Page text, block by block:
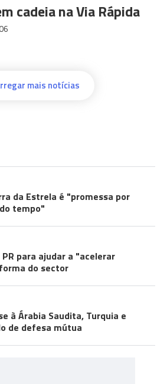
cadeia na Via Rápida
mais notícias
da Estrela é "promessa por
tempo"
para ajudar a "acelerar
do sector
à Árabia Saudita, Turquia e
de defesa mútua